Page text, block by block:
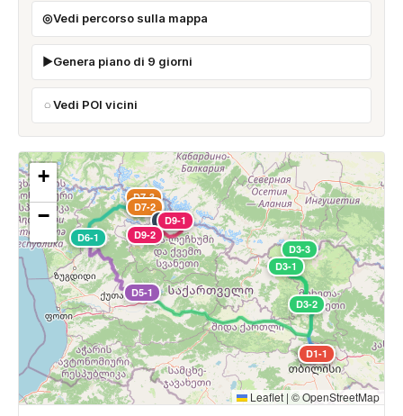
Vedi percorso sulla mappa
Genera piano di 9 giorni
Vedi POI vicini
D1-1
D2-1
D3-1
D3-2
D3-3
D5-1
D6-1
D7-1
D7-2
D7-3
D8-1
D9-1
D9-2
+
−
Leaflet | ©OpenStreetMap